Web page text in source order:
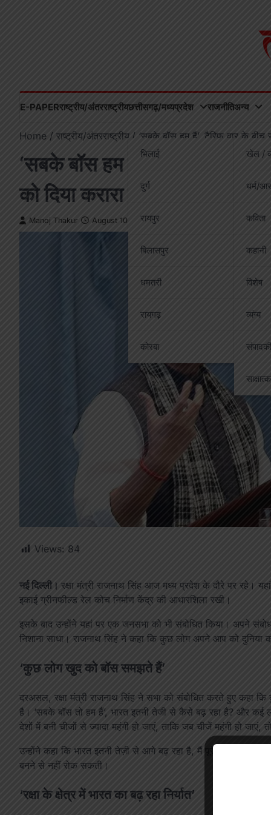
E-PAPERराष्ट्रीय/अंतरराष्ट्रीयछत्तीसगढ़/मध्यप्रदेश
भिलाई
दुर्ग
रायपुर
बिलासपुर
धमतरी
रायगढ़
कोरबा
राजनीतिअन्य
खेल /
धर्म/
कविता
कहानी
विशेष
व्यंग्य
Home राष्ट्रीय/अंतरराष्ट्रीय ‘सबके बॉस हम हैं’, टैरिफ वार के बीच
‘सबके बॉस हम हैं’, टैरिफ वार के
को दिया करारा जवाब
Manoj Thakur August 10, 2025
Views: 84
नई दिल्ली। रक्षा मंत्री राजनाथ सिंह आज मध्य प्रदेश के दौरे पर रहे।
इकाई ग्रीनफील्ड रेल कोच निर्माण केंद्र की आधारशिला रखी।
इसके बाद उन्होंने यहां पर एक जनसभा को भी संबोधित किया। अपने
निशाना साधा। राजनाथ सिंह ने कहा कि कुछ लोग अपने आप को
‘कुछ लोग खुद को बॉस समझते हैं’
दरअसल, रक्षा मंत्री राजनाथ सिंह ने सभा को संबोधित करते हुए कहा
है। ‘सबके बॉस तो हम हैं’, भारत इतनी तेजी से कैसे बढ़ रहा है? और कई
देशों में बनी चीजों से ज्यादा महंगी हो जाएं, ताकि जब चीजें महंगी हो जाएं,
उन्होंने कहा कि भारत इतनी तेज़ी से आगे बढ़ रहा है, मैं पूरे विश्वास के
बनने से नहीं रोक सकती।
‘रक्षा के क्षेत्र में भारत का बढ़ रहा निर्यात’